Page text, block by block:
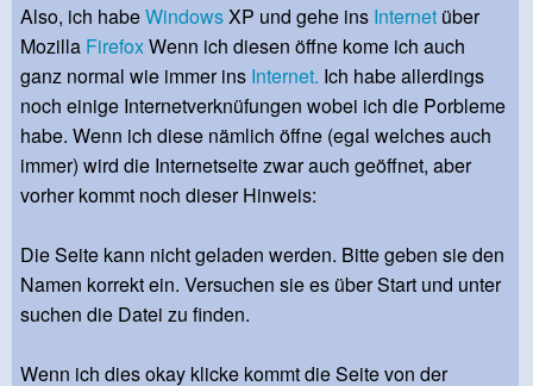
Also, ich habeWindowsXP und gehe ins Internet über
Mozilla FirefoxWenn ich diesen öffne kome ich auch
ganz normal wie immer ins Internet. Ich habe allerdings
noch einige Internetverknüfungen wobei ich die Porbleme
habe. Wenn ich diese nämlich öffne (egal welches auch
immer) wird die Internetseite zwar auch geöffnet, aber
vorher kommt noch dieser Hinweis:
Die Seite kann nicht geladen werden. Bitte geben sie den
Namen korrekt ein. Versuchen sie es über Start und unter
suchen die Datei zu finden.
Wenn ich dies okay klicke kommt die Seite von der